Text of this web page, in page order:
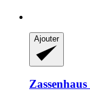
Ajouter
Zassenhaus